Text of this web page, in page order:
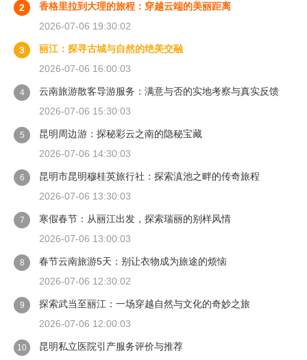
2
香格里拉到大理的旅程：穿越云端的美丽距离
2026-07-06 19:30:02
3
丽江：探寻古城与自然的绝美交融
2026-07-06 16:00:03
4
云南旅游散客导游服务：满意与否的实地考察与真实反馈
2026-07-06 15:30:03
5
昆明周边游：探秘彩云之南的隐秘宝藏
2026-07-06 14:30:03
6
昆明市昆明穆桂英旅行社：探索滇池之畔的传奇旅程
2026-07-06 13:30:03
7
寒假春节：从丽江出发，探索瑞丽的别样风情
2026-07-06 13:00:03
8
春节云南旅游5天：别让衣物成为旅途的烦恼
2026-07-06 12:30:02
9
探索武当至丽江：一场穿越自然与文化的奇妙之旅
2026-07-06 12:00:03
10
昆明私立医院引产服务评价与推荐